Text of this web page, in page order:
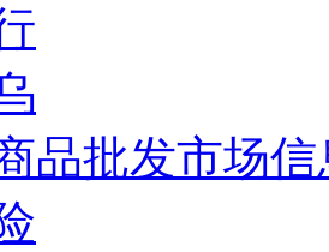
品批发市场